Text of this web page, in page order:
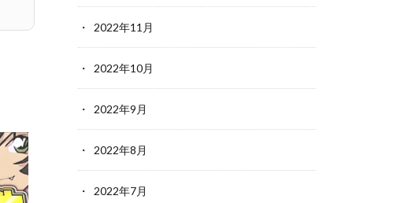
2022年11月
2022年10月
2022年9月
2022年8月
2022年7月